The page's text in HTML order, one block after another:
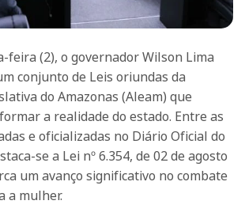
feira (2), o governador Wilson Lima
conjunto de Leis oriundas da
do Amazonas (Aleam) que
a realidade do estado. Entre as
e oficializadas no Diário Oficial do
se a Lei nº 6.354, de 02 de agosto
um avanço significativo no combate
a mulher.